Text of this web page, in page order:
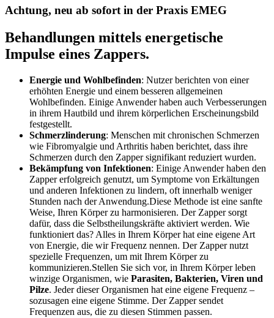
Achtung, neu ab sofort in der Praxis EMEG
Behandlungen mittels energetische
Impulse eines Zappers.
Energie und Wohlbefinden: Nutzer berichten von einer
erhöhten Energie und einem besseren allgemeinen
Wohlbefinden. Einige Anwender haben auch Verbesserungen
in ihrem Hautbild und ihrem körperlichen Erscheinungsbild
festgestellt​.
Schmerzlinderung: Menschen mit chronischen Schmerzen
wie Fibromyalgie und Arthritis haben berichtet, dass ihre
Schmerzen durch den Zapper signifikant reduziert wurden​​.
Bekämpfung von Infektionen: Einige Anwender haben den
Zapper erfolgreich genutzt, um Symptome von Erkältungen
und anderen Infektionen zu lindern, oft innerhalb weniger
Stunden nach der Anwendung​​.Diese Methode ist eine sanfte
Weise, Ihren Körper zu harmonisieren. Der Zapper sorgt
dafür, dass die Selbstheilungskräfte aktiviert werden. Wie
funktioniert das? Alles in Ihrem Körper hat eine eigene Art
von Energie, die wir Frequenz nennen. Der Zapper nutzt
spezielle Frequenzen, um mit Ihrem Körper zu
kommunizieren.Stellen Sie sich vor, in Ihrem Körper leben
winzige Organismen, wie Parasiten, Bakterien, Viren und
Pilze. Jeder dieser Organismen hat eine eigene Frequenz –
sozusagen eine eigene Stimme. Der Zapper sendet
Frequenzen aus, die zu diesen Stimmen passen.